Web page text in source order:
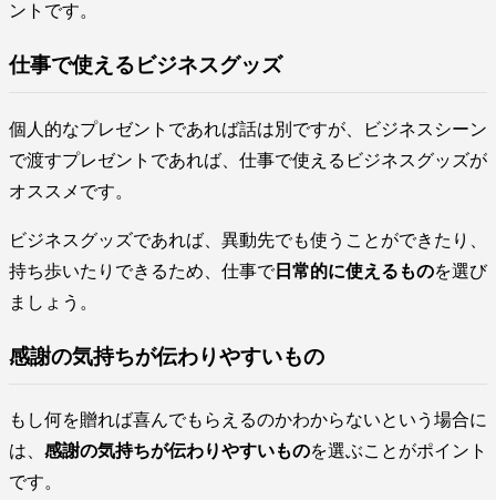
ントです。
仕事で使えるビジネスグッズ
個人的なプレゼントであれば話は別ですが、ビジネスシーン
で渡すプレゼントであれば、仕事で使えるビジネスグッズが
オススメです。
ビジネスグッズであれば、異動先でも使うことができたり、
持ち歩いたりできるため、仕事で日常的に使えるものを選び
ましょう。
感謝の気持ちが伝わりやすいもの
もし何を贈れば喜んでもらえるのかわからないという場合に
は、 感謝の気持ちが伝わりやすいものを選ぶことがポイント
です。